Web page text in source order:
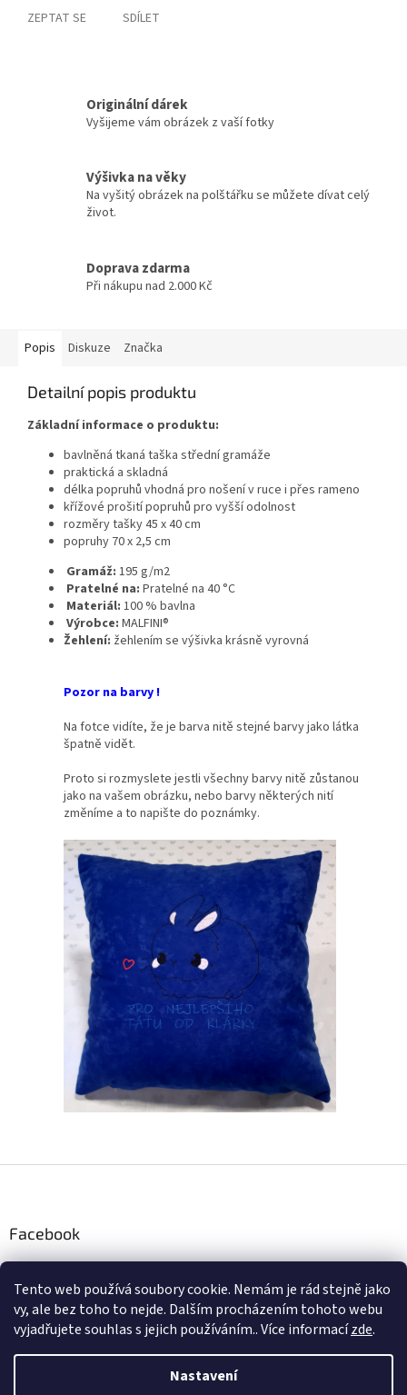
Tento web používá soubory cookie. Nemám je rád stejně jako
vy, ale bez toho to nejde. Dalším procházením tohoto webu
vyjadřujete souhlas s jejich používáním.. Více informacízde.
Nastavení
ZEPTAT SE SDÍLET
Originální dárek
Vyšijeme vám obrázek z vaší fotky
Výšivka na věky
Na vyšitý obrázek na polštářku se můžete dívat celý
život.
Doprava zdarma
Při nákupu nad 2.000 Kč
Popis Diskuze Značka
Detailní popis produktu
Základní informace o produktu:
bavlněná tkaná taška střední gramáže
praktická a skladná
délka popruhů vhodná pro nošení v ruce i přes rameno
křížové prošití popruhů pro vyšší odolnost
rozměry tašky 45 x 40 cm
popruhy 70 x 2,5 cm
Gramáž: 195 g/m2
Pratelné na: Pratelné na 40 °C
Materiál: 100 % bavlna
Výrobce: MALFINI®
Žehlení: žehlením se výšivka krásně vyrovná
Pozor na barvy !
Na fotce vidíte, že je barva nitě stejné barvy jako látka
špatně vidět.
Proto si rozmyslete jestli všechny barvy nitě zůstanou
jako na vašem obrázku, nebo barvy některých nití
změníme a to napište do poznámky.
t
í
Facebook
Instagram
Vytvořil Shoptet